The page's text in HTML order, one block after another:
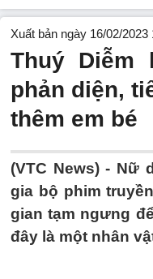
Xuất bản ngày 16/02/2023
Thuý Diễm
phản diện,
thêm em bé
(VTC News) - Nữ
gia bộ phim
gian tạm ngưng
đây là một nhân